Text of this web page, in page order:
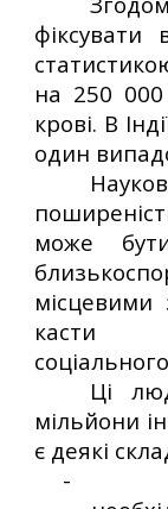
фіксувати
на 250 000
крові. В
один
може
касти
Ці
мільйони
є деякі
-